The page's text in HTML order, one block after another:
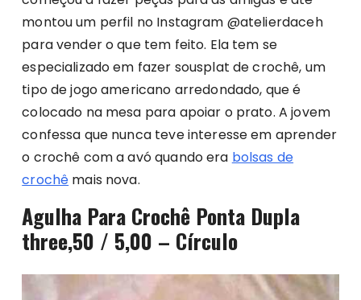
montou um perfil no Instagram @atelierdaceh
para vender o que tem feito. Ela tem se
especializado em fazer sousplat de crochê, um
tipo de jogo americano arredondado, que é
colocado na mesa para apoiar o prato. A jovem
confessa que nunca teve interesse em aprender
o crochê com a avó quando era bolsas de
crochê mais nova.
Agulha Para Crochê Ponta Dupla
three,50 / 5,00 – Círculo